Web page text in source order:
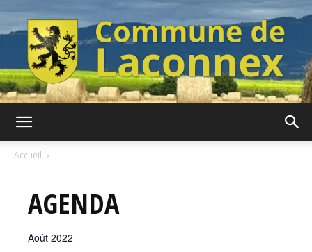
Accueil
AGENDA
Août 2022